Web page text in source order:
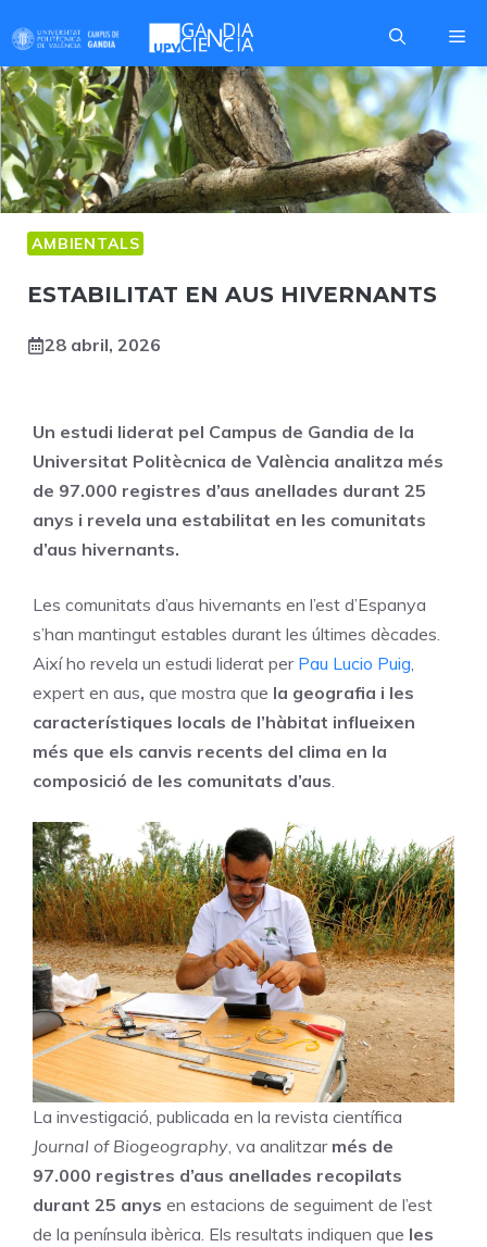
to
content
AMBIENTALS
ESTABILITAT EN AUS HIVERNANTS
28 abril, 2026
Un estudi liderat pel Campus de Gandia de la
Universitat Politècnica de València analitza més
de 97.000 registres d’aus anellades durant 25
anys i revela una estabilitat en les comunitats
d’aus hivernants.
Les comunitats d’aus hivernants en l’est d’Espanya
s’han mantingut estables durant les últimes dècades.
Així ho revela un estudi liderat per Pau Lucio Puig
expert en aus, que mostra que la geografia i les
característiques locals de l’hàbitat influeixen
més que els canvis recents del clima en la
composició de les comunitats d’aus
La investigació, publicada en la revista científica
Journal of Biogeography, va analitzar més de
97.000 registres d’aus anellades recopilats
durant 25 anys en estacions de seguiment de l’est
de la península ibèrica. Els resultats indiquen que les